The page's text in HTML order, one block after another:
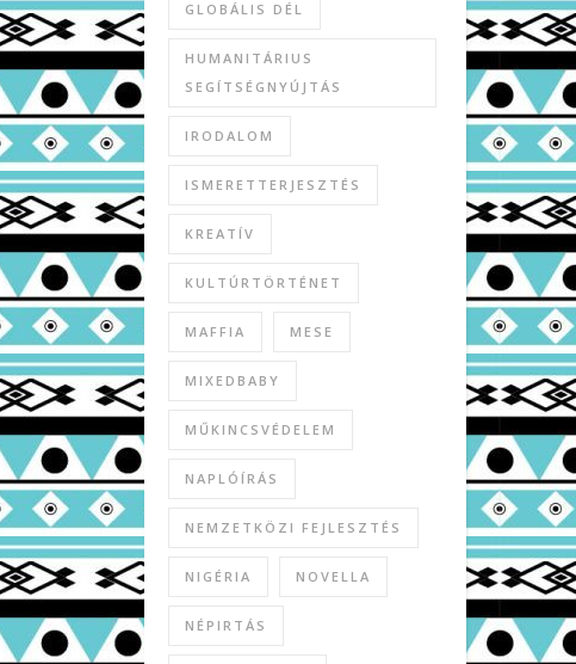
GLOBÁLIS DÉL
HUMANITÁRIUS
SEGÍTSÉGNYÚJTÁS
IRODALOM
ISMERETTERJESZTÉS
KREATÍV
KULTÚRTÖRTÉNET
MAFFIA MESE
MIXEDBABY
MŰKINCSVÉDELEM
NAPLÓÍRÁS
NEMZETKÖZI FEJLESZTÉS
NIGÉRIA NOVELLA
NÉPIRTÁS